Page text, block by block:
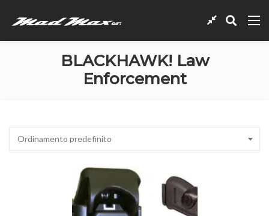
BLACKHAWK! Law
Enforcement
Ordinamento predefinito